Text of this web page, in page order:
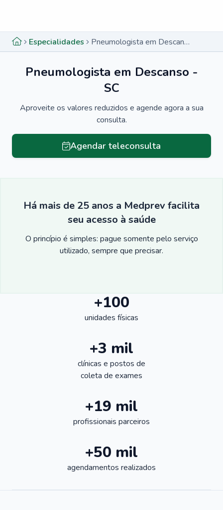
Especialidades Pneumologista em Descanso - SC
Pneumologista em Descanso -
SC
Aproveite os valores reduzidos e agende agora a sua
consulta.
Agendar teleconsulta
Há mais de 25 anos a Medprev facilita
seu acesso à saúde
O princípio é simples: pague somente pelo serviço
utilizado, sempre que precisar.
+100
unidades físicas
+3 mil
clínicas e postos de
coleta de exames
+19 mil
profissionais parceiros
+50 mil
agendamentos realizados